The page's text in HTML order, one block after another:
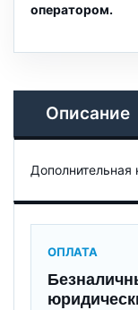
оператором.
Описание
ОПЛАТА